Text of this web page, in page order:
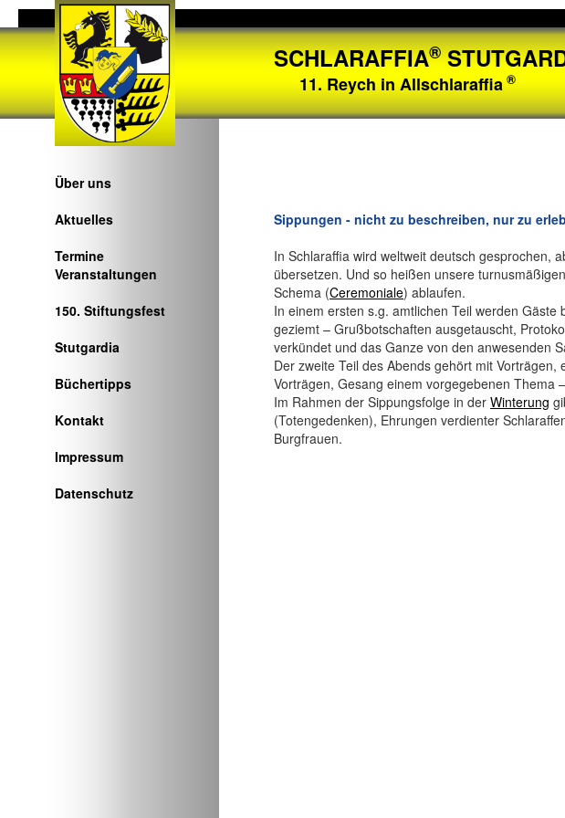
SCHLARAFFIA®
11. Reych in Allschlaraffia ®
Über uns
Aktuelles
Termine
Veranstaltungen
150. Stiftungsfest
Stutgardia
Büchertipps
Kontakt
Impressum
Datenschutz
Sippungen - nicht zu beschreiben, nur zu
In Schlaraffia wird weltweit deutsch gesprochen,
übersetzen. Und so heißen unsere
Schema (Ceremoniale) ablaufen.
In einem ersten s.g. amtlichen Teil werden
geziemt – Grußbotschaften ausgetauscht,
verkündet und das Ganze von den anwesenden
Der zweite Teil des Abends gehört mit
Vorträgen, Gesang einem vorgegebenen Thema
Im Rahmen der Sippungsfolge in der Winterung
(Totengedenken), Ehrungen verdienter
Burgfrauen.